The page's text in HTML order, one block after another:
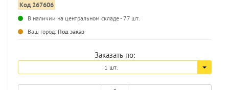
Код 267606
В наличии на центральном складе - 77 шт.
Ваш город: Под заказ
Заказать по:
1 шт.